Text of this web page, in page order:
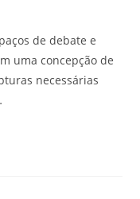
de debate e
uma concepção de
necessárias